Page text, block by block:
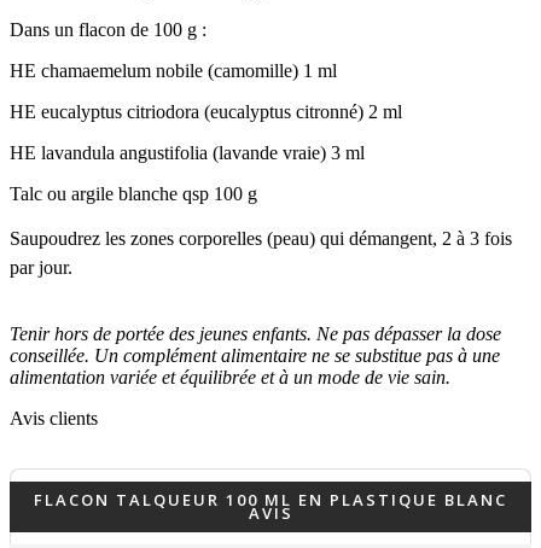
(4 avis)
Dans un flacon de 100 g :
HE chamaemelum nobile (camomille) 1 ml
HE eucalyptus citriodora (eucalyptus citronné) 2 ml
HE lavandula angustifolia (lavande vraie) 3 ml
Talc ou argile blanche qsp 100 g
Saupoudrez les zones corporelles (peau) qui démangent, 2 à 3 fois
par jour.
Tenir hors de portée des jeunes enfants. Ne pas dépasser la dose
conseillée. Un complément alimentaire ne se substitue pas à une
alimentation variée et équilibrée et à un mode de vie sain.
Avis clients
FLACON TALQUEUR 100 ML EN PLASTIQUE BLANC
AVIS